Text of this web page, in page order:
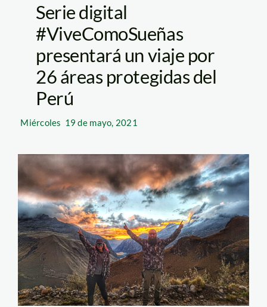
Serie digital
#ViveComoSueñas
presentará un viaje por
26 áreas protegidas del
Perú
Miércoles 19 de mayo, 2021